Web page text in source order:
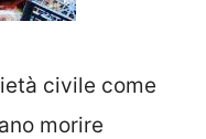
civile come
morire